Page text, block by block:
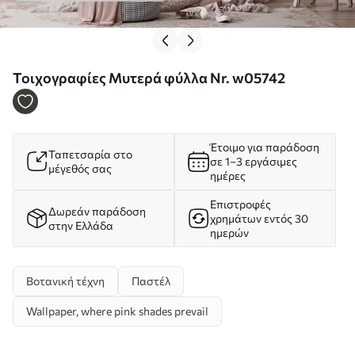
Τοιχογραφίες Μυτερά φύλλα Nr. w05742
Ταπετσαρία στο
μέγεθός σας
Έτοιμο για παράδοση
σε 1–3 εργάσιμες
ημέρες
Δωρεάν παράδοση
στην Ελλάδα
Επιστροφές
χρημάτων εντός 30
ημερών
Βοτανική τέχνη Παστέλ
Wallpaper, where pink shades prevail